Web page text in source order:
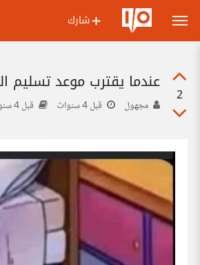
شارك
2
عندما يقترب موعد تسليم
مجهول قبل 4 سنوات قبل 4 سنوات